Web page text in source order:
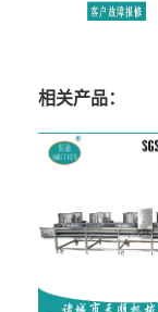
相关产品：